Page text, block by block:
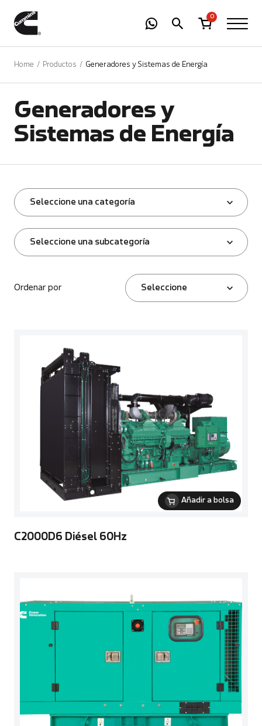
0
Home Productos Generadores y Sistemas de Energía
Generadores y
Sistemas de Energía
Seleccione una categoría
Seleccione una subcategoría
Ordenar por Seleccione
Añadir a bolsa
C2000D6 Diésel 60Hz